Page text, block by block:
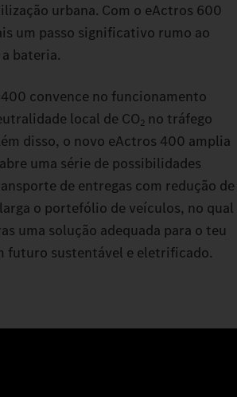
urbana. Com o eActros 600
um passo significativo rumo ao
bateria.
convence no funcionamento
local de CO2 no tráfego
disso, o novo eActros 400 amplia
uma série de possibilidades
de entregas com redução de
o portefólio de veículos, no qual
uma solução adequada para o teu
futuro sustentável e eletrificado.